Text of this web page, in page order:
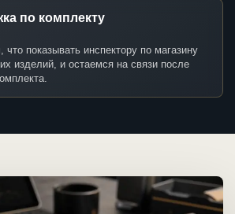
по комплекту
показывать инспектору по магазину
изделий, и остаемся на связи после